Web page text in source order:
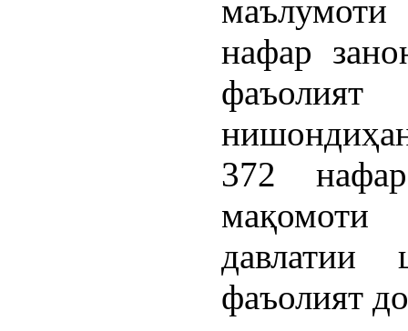
нафар
372
фаъолият